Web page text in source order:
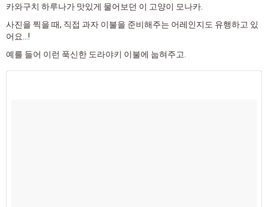
카와구치 하루나가 맛있게 물어보던 이 고양이 모나카.
사진을 찍을 때, 직접 과자 이불을 준비해주는 어레인지도 유행하고 있
어요...!
예를 들어 이런 푹신한 도라야키 이불에 눕혀주고.